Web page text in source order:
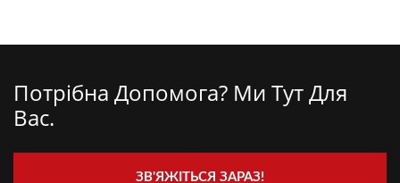
Потрібна Допомога? Ми Тут Для
Вас.
ЗВ'ЯЖІТЬСЯ ЗАРАЗ!